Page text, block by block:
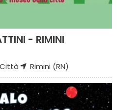
- RIMINI
Rimini (RN)